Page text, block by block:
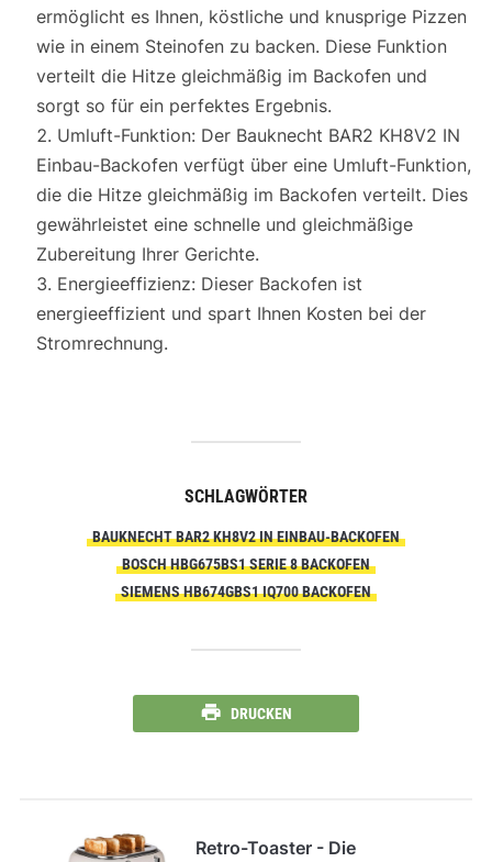
ermöglicht es Ihnen, köstliche und knusprige Pizzen
wie in einem Steinofen zu backen. Diese Funktion
verteilt die Hitze gleichmäßig im Backofen und
sorgt so für ein perfektes Ergebnis.
Umluft-Funktion: Der Bauknecht BAR2 KH8V2 IN
Einbau-Backofen verfügt über eine Umluft-Funktion,
die die Hitze gleichmäßig im Backofen verteilt. Dies
gewährleistet eine schnelle und gleichmäßige
Zubereitung Ihrer Gerichte.
Energieeffizienz: Dieser Backofen ist
energieeffizient und spart Ihnen Kosten bei der
Stromrechnung.
SCHLAGWÖRTER
BAUKNECHT BAR2 KH8V2 IN EINBAU-BACKOFEN
BOSCH HBG675BS1 SERIE 8 BACKOFEN
SIEMENS HB674GBS1 IQ700 BACKOFEN
DRUCKEN
Retro-Toaster - Die